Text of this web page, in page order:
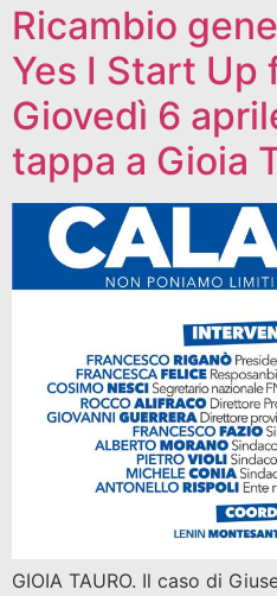
Ricambio
Yes I Start Up
Giovedì 6
tappa a Gioia
GIOIA TAURO. Il caso di